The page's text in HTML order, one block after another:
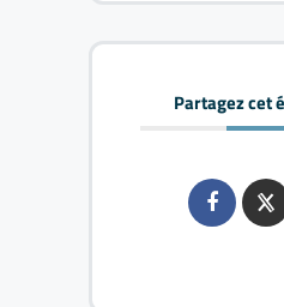
Partagez cet